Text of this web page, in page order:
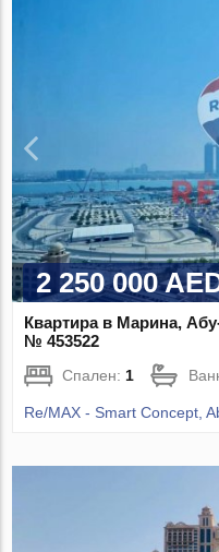
2 250 000
Квартира в Марина,
№ 453522
Спален: 1
Re/MAX - Smart Concept,